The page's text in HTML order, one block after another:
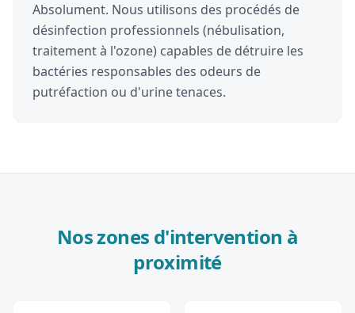
Absolument. Nous utilisons des procédés de
désinfection professionnels (nébulisation,
traitement à l'ozone) capables de détruire les
bactéries responsables des odeurs de
putréfaction ou d'urine tenaces.
Nos zones d'intervention à
proximité